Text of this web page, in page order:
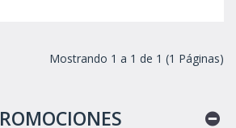
Mostrando 1 a 1 de 1 (1 Páginas)